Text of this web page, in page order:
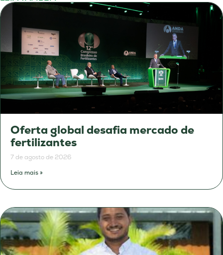
Oferta global desafia mercado de
fertilizantes
7 de agosto de 2026
Leia mais »